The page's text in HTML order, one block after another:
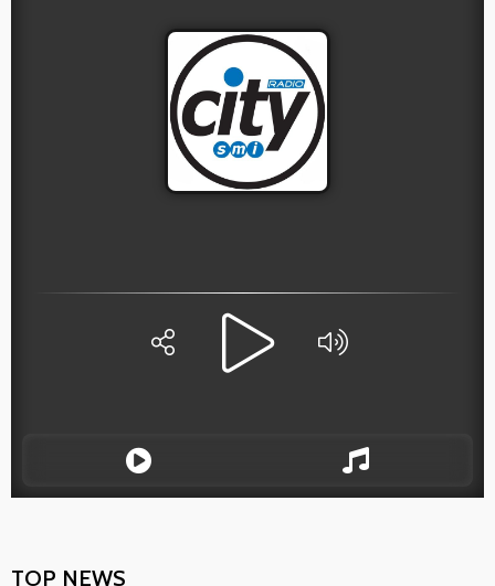
TOP NEWS